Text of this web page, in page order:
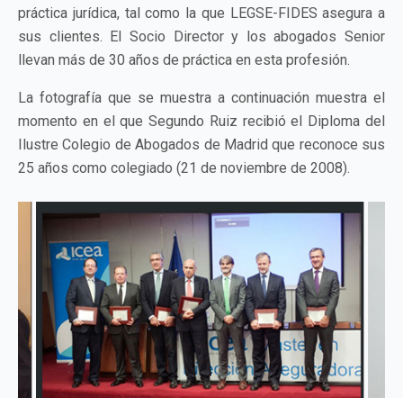
práctica jurídica, tal como la que LEGSE-FIDES asegura a
sus clientes. El Socio Director y los abogados Senior
llevan más de 30 años de práctica en esta profesión.
La fotografía que se muestra a continuación muestra el
momento en el que Segundo Ruiz recibió el Diploma del
Ilustre Colegio de Abogados de Madrid que reconoce sus
25 años como colegiado (21 de noviembre de 2008).